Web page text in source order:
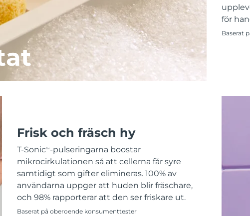
för
Baserat
Frisk och fräsch hy
T-SonicTM -pulseringarna boostar
mikrocirkulationen så att cellerna får syre
samtidigt som gifter elimineras. 100% av
användarna uppger att huden blir fräschare,
och 98% rapporterar att den ser friskare ut.
Baserat på oberoende konsumenttester